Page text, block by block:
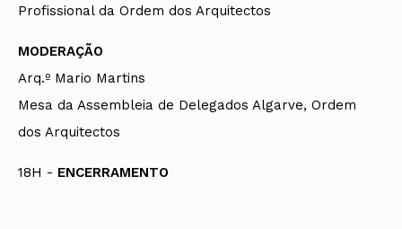
Profissional da Ordem dos Arquitectos
MODERAÇÃO
Arq.º Mario Martins
Mesa da Assembleia de Delegados Algarve, Ordem
dos Arquitectos
18H - ENCERRAMENTO